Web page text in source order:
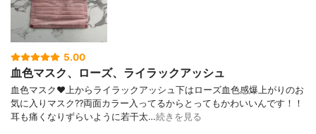
5.00
血色マスク、ローズ、ライラックアッシュ
血色マスク❤上からライラックアッシュ下はローズ血色感爆上がりのお
気に入りマスク??両面カラー入ってるからとってもかわいいんです！！
耳も痛くなりずらいように若干太…続きを見る